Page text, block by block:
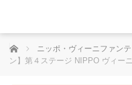
ホーム ニッポ・ヴィーニファン
ン】第４ステージ NIPPO ヴィー